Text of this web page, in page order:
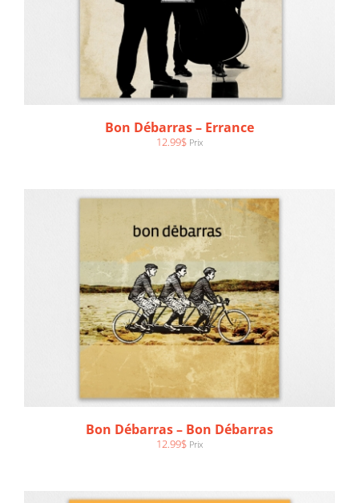
Bon Débarras – Errance
12.99$ Prix
AJOUTER AU PANIER DÉTAILS
Bon Débarras – Bon Débarras
12.99$ Prix
AJOUTER AU PANIER DÉTAILS